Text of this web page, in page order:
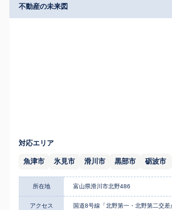
不動産の未来図
対応エリア
魚津市 氷見市 滑川市 黒部市 砺波市
所在地 富山県滑川市北野486
アクセス 国道8号線「北野第一・北野第二交差